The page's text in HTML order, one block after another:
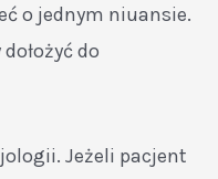
o jednym niuansie.
do
Jeżeli pacjent